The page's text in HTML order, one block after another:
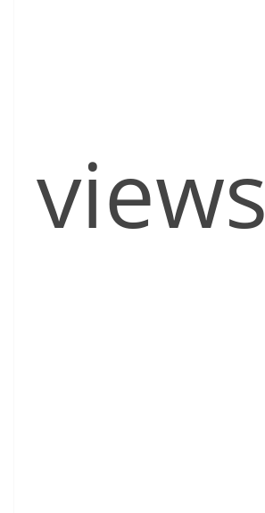
views